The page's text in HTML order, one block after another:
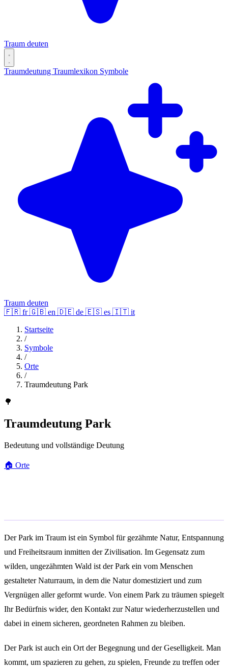
Traum deuten
Traumdeutung Traumlexikon Symbole
Traum deuten
🇫🇷 fr 🇬🇧 en 🇩🇪 de 🇪🇸 es 🇮🇹 it
Startseite
/
Symbole
/
Orte
/
Traumdeutung Park
🌳
Traumdeutung Park
Bedeutung und vollständige Deutung
🏠 Orte
Der Park im Traum ist ein Symbol für gezähmte Natur, Entspannung
und Freiheitsraum inmitten der Zivilisation. Im Gegensatz zum
wilden, ungezähmten Wald ist der Park ein vom Menschen
gestalteter Naturraum, in dem die Natur domestiziert und zum
Vergnügen aller geformt wurde. Von einem Park zu träumen spiegelt
Ihr Bedürfnis wider, den Kontakt zur Natur wiederherzustellen und
dabei in einem sicheren, geordneten Rahmen zu bleiben.
Der Park ist auch ein Ort der Begegnung und der Geselligkeit. Man
kommt, um spazieren zu gehen, zu spielen, Freunde zu treffen oder